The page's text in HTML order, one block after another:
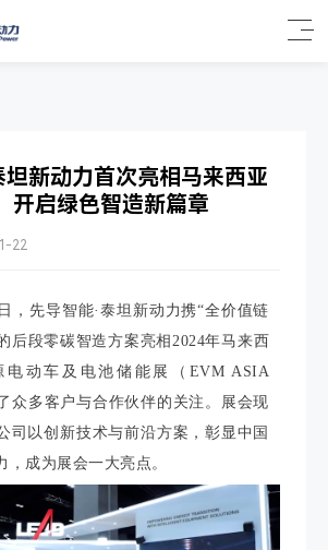
坦新动力首次亮相马来西亚
开启绿色智造新篇章
22
，先导智能·泰坦新动力携“全价值链
后段零碳智造方案亮相2024年马来西
电动车及电池储能展（EVM ASIA
众多客户与合作伙伴的关注。展会现
司以创新技术与前沿方案，彰显中国
，成为展会一大亮点。